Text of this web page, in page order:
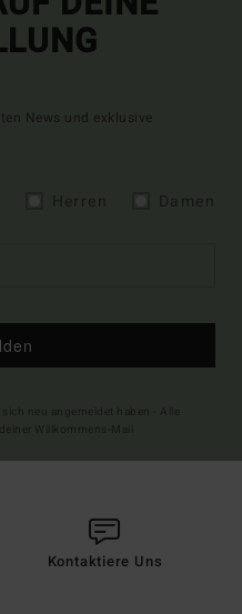
News und exklusive
Kontaktiere Uns